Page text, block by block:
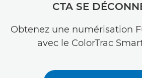
CTA SE
Obtenez une numérisation
avec le ColorTrac